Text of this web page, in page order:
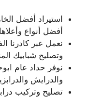
استيراد أفضل
أفضل أنواع
نعمل عبر كادرنا
وتصليح شبابيك
نوفر حداد عام
والدرايش
تصليح وتركيب